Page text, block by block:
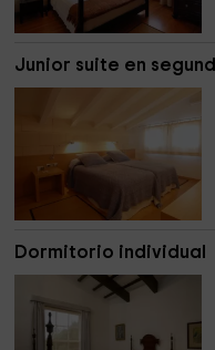
Junior suite en
Dormitorio individual